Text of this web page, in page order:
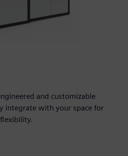
and customizable
integrate with your space for